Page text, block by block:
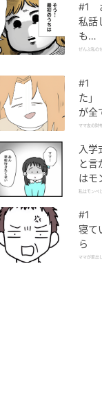
#1
私話
も…
ぜんぶ私の
#1
た」
が全
ママ友の財
入学
と
はモ
私はモンペ
#1
寝て
ら
ママが家出